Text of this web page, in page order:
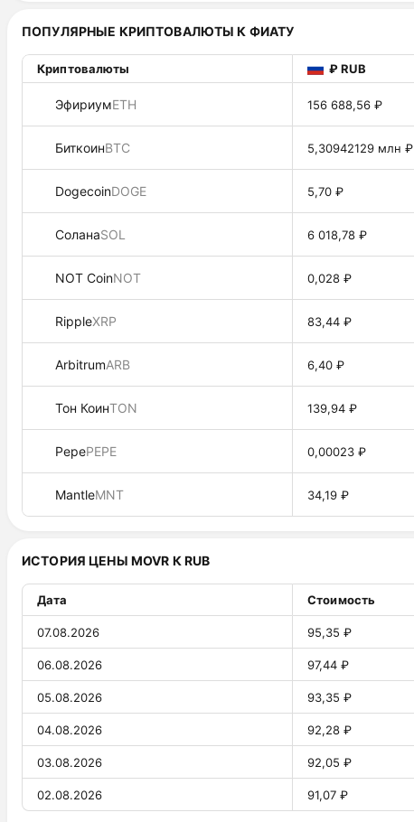
ПОПУЛЯРНЫЕ КРИПТОВАЛЮТЫ К ФИАТУ
Криптовалюты ₽ RUB
ЭфириумETH 156 688,56 ₽
БиткоинBTC 5,30942129 млн ₽
DogecoinDOGE 5,70 ₽
СоланаSOL 6 018,78 ₽
NOT CoinNOT 0,028 ₽
RippleXRP 83,44 ₽
ArbitrumARB 6,40 ₽
Тон КоинTON 139,94 ₽
PepePEPE 0,00023 ₽
MantleMNT 34,19 ₽
ИСТОРИЯ ЦЕНЫ MOVR К RUB
Дата Стоимость
07.08.2026 95,35 ₽
06.08.2026 97,44 ₽
05.08.2026 93,35 ₽
04.08.2026 92,28 ₽
03.08.2026 92,05 ₽
02.08.2026 91,07 ₽